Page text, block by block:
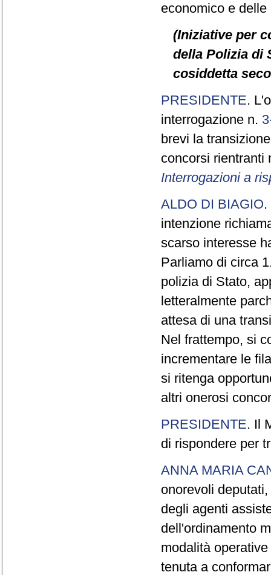
economico e
(Iniziative per
della Polizia di
cosiddetta
PRESIDENTE.
interrogazione n.
brevi la
concorsi
Interrogazioni a
ALDO DI BIAGIO
intenzione
scarso interesse
Parliamo di circa
polizia di Stato,
letteralmente
attesa di una
Nel frattempo, si
incrementare le
si ritenga
altri onerosi
PRESIDENTE. Il
di rispondere per
ANNA MARIA
onorevoli
degli agenti
dell'ordinamento
modalità
tenuta a